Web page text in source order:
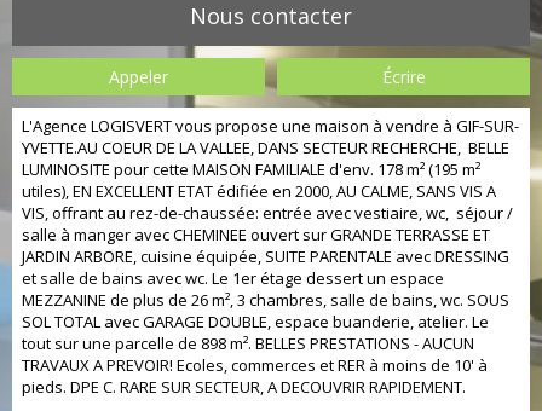
Nous contacter
Appeler Écrire
L'Agence LOGISVERT vous propose une maison à vendre à GIF-SUR-
YVETTE.AU COEUR DE LA VALLEE, DANS SECTEUR RECHERCHE, BELLE
LUMINOSITE pour cette MAISON FAMILIALE d'env. 178 m² (195 m²
utiles), EN EXCELLENT ETAT édifiée en 2000, AU CALME, SANS VIS A
VIS, offrant au rez-de-chaussée: entrée avec vestiaire, wc, séjour /
salle à manger avec CHEMINEE ouvert sur GRANDE TERRASSE ET
JARDIN ARBORE, cuisine équipée, SUITE PARENTALE avec DRESSING
et salle de bains avec wc. Le 1er étage dessert un espace
MEZZANINE de plus de 26 m², 3 chambres, salle de bains, wc. SOUS
SOL TOTAL avec GARAGE DOUBLE, espace buanderie, atelier. Le
tout sur une parcelle de 898 m². BELLES PRESTATIONS - AUCUN
TRAVAUX A PREVOIR! Ecoles, commerces et RER à moins de 10' à
pieds. DPE C. RARE SUR SECTEUR, A DECOUVRIR RAPIDEMENT.